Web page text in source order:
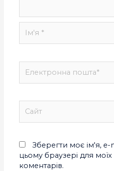
Зберегти моє ім'я, e-
цьому браузері для
коментарів.